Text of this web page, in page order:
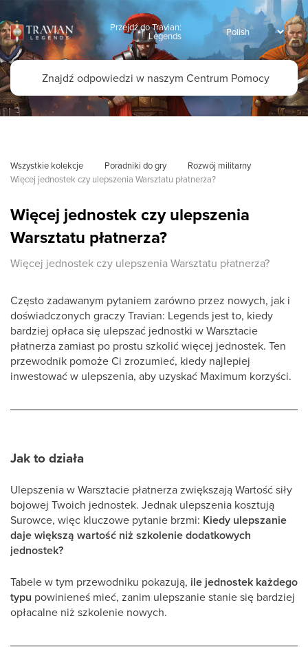
Przejdź do Travian:
Legends
Wszystkie kolekcje Poradniki do gry
Rozwój militarny
Więcej jednostek czy ulepszenia Warsztatu płatnerza?
Więcej jednostek czy ulepszenia
Warsztatu płatnerza?
Więcej jednostek czy ulepszenia Warsztatu płatnerza?
Często zadawanym pytaniem zarówno przez nowych, jak i
doświadczonych graczy Travian: Legends jest to, kiedy
bardziej opłaca się ulepszać jednostki w Warsztacie
płatnerza zamiast po prostu szkolić więcej jednostek. Ten
przewodnik pomoże Ci zrozumieć, kiedy najlepiej
inwestować w ulepszenia, aby uzyskać Maximum korzyści.
Jak to działa
Ulepszenia w Warsztacie płatnerza zwiększają Wartość siły
bojowej Twoich jednostek. Jednak ulepszenia kosztują
Surowce, więc kluczowe pytanie brzmi: Kiedy ulepszanie
daje większą wartość niż szkolenie dodatkowych
jednostek?
Tabele w tym przewodniku pokazują, ile jednostek każdego
typu powinieneś mieć, zanim ulepszanie stanie się bardziej
opłacalne niż szkolenie nowych.